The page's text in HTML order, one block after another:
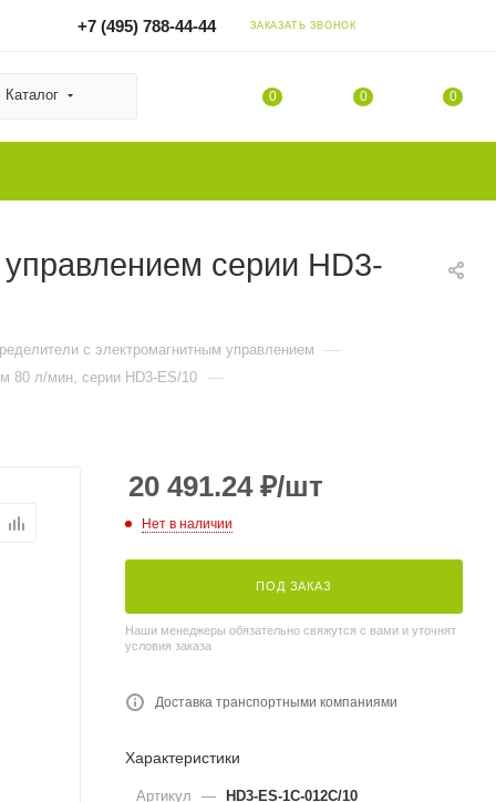
+7 (495) 788-44-44 ЗАКАЗАТЬ ЗВОНОК
Каталог 0 0 0
серии HD3-
с электромагнитным управлением —
80 л/мин, серии HD3-ES/10 —
20 491.24₽/шт
Нет в наличии
ПОД ЗАКАЗ
Наши менеджеры обязательно свяжутся с вами и уточнят
условия заказа
Доставка транспортными компаниями
Характеристики
Артикул — HD3-ES-1C-012C/10